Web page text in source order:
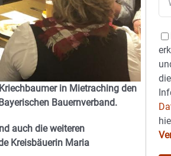
in Mietraching den
Bauernverband.
auch die weiteren
Kreisbäuerin Maria